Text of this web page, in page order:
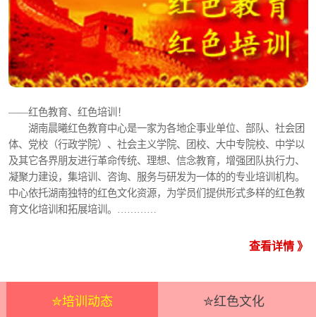
——红色教育、红色培训！
湖南晨曦红色教育中心是一家为各地企事业单位、部队、社会团
体、党校（行政学院）、社会主义学院、团校、大中专院校、中学以
及其它各界朋友进行革命传统、理想、信念教育，增强团队执行力、
凝聚力建设，集培训、咨询、服务与研发为一体的的专业培训机构。
中心依托湖南独特的红色文化资源，为学员们提供形式多样的红色教
育文化培训和拓展培训。…………
查看详情 》
✮培训动态 ✮红色文化